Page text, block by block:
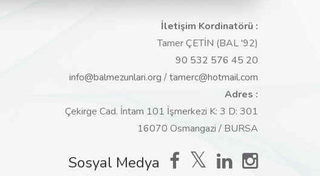
İletişim Kordinatörü :
Tamer ÇETİN (BAL '92)
90 532 576 45 20
info@balmezunlari.org /tamerc@hotmail.com
Adres :
Çekirge Cad. İntam 101 İşmerkezi K: 3 D: 301
16070 Osmangazi / BURSA
Sosyal Medya